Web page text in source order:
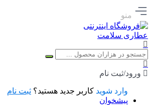
منو
ورود/ثبت نام
وارد شوید کاربر جدید هستید؟ ثبت نام
پیشخوان